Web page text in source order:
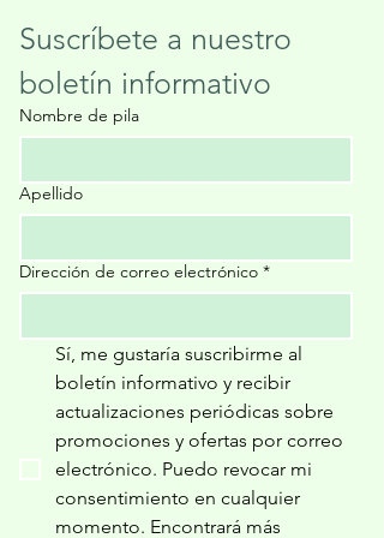
Suscríbete a nuestro
boletín informativo
Nombre de pila
Apellido
Dirección de correo electrónico *
Sí, me gustaría suscribirme al
boletín informativo y recibir
actualizaciones periódicas sobre
promociones y ofertas por correo
electrónico. Puedo revocar mi
consentimiento en cualquier
momento. Encontrará más